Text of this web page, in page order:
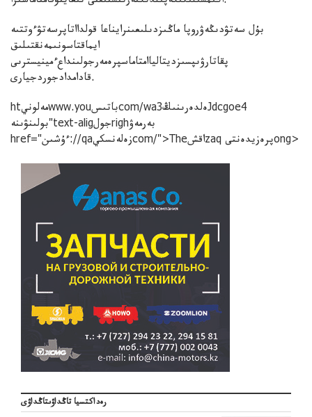
بۇل سەتۋدىڭەۋروپا ماڭىزدىلىعىنرايناعا قولدااتاپرسەتۋءوتتىە
ايماقتاسونىمەنقتىلىق
پقاتارۋىپسىزديتالياامتاماسپرەمەرجولىنداعءمينيسترىى
قادامدادجوردجيارى.
htمەلونيwww.youباتىسcom/waەلدەرىنىڭ3Jdcgoe4
بولىنۋىنە"text-aligجولrighبەرمەۋ
href="ءۇشىن://qaزەلەنسكيcom/">
Theاقشzaq پرەزيدەنتىong>
رەداكتسيا تاڭداۋىتاڭداۋى